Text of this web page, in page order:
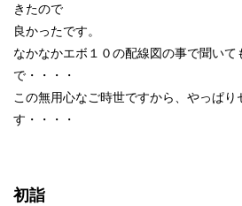
きたので
良かったです。
なかなかエボ１０の配線図の事で聞いて
で・・・・
この無用心なご時世ですから、やっぱ
す・・・・
初詣